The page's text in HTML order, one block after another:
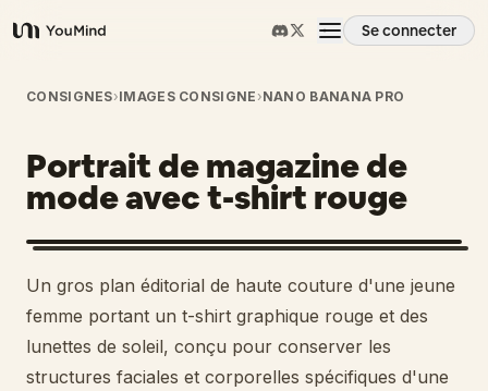
YouMind
Se connecter
Aperçu
Cas d'usage
Compétences
Invites
Tarifs
CONSIGNES›IMAGES CONSIGNE ›NANO BANANA PRO
Portrait de magazine de
mode avec t-shirt rouge
Un gros plan éditorial de haute couture d'une jeune
femme portant un t-shirt graphique rouge et des
lunettes de soleil, conçu pour conserver les
structures faciales et corporelles spécifiques d'une